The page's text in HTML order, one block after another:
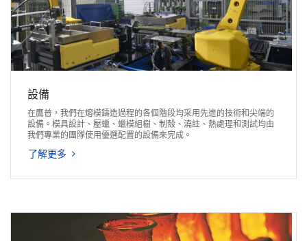
設備
在鷹普，我們在熔模鑄造過程的各個階段均采用先進的技術和尖端的
設備。模具設計、壓蠟、蠟模組樹、制殼、澆註、熱處理和測試均由
我們專業的團隊使用優選配置的設備來完成。
了解更多